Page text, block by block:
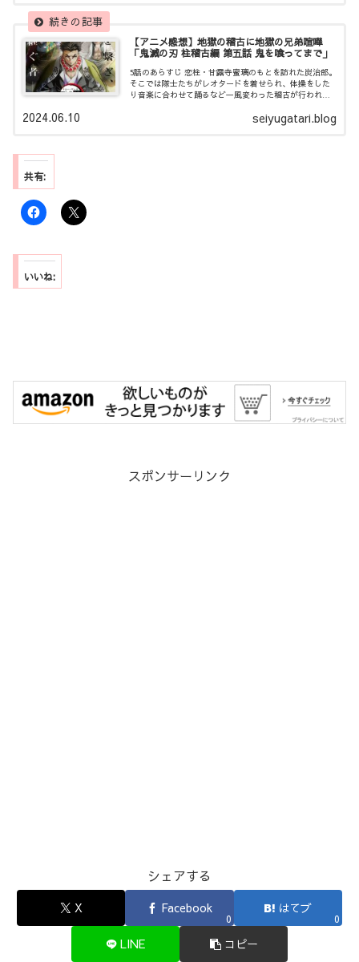
【アニメ感想】地獄の稽古に地獄の兄弟喧嘩
「鬼滅の刃 柱稽古編 第五話 鬼を喰ってまで」
5話のあらすじ 恋柱・甘露寺蜜璃のもとを訪れた炭治郎。
そこでは隊士たちがレオタードを着せられ、体操をした
り音楽に合わせて踊るなど一風変わった稽古が行われて
る蛇柱・伊黒小芭内おばないの稽古へと向かうが、そこ
seiyugatari.blog
2024.06.10
共有:
いいね:
スポンサーリンク
シェアする
X Facebook
0
はてブ
0
LINE コピー